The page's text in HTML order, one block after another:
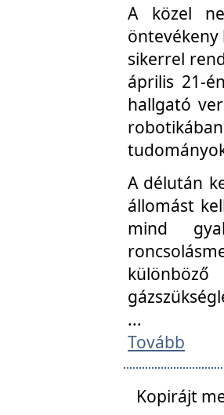
A közel
öntevékeny
sikerrel
április 21-
hallgató
A délután
állomást
mind
...
Tovább
Kopirájt